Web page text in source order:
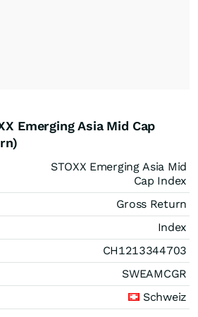
Emerging Asia Mid Cap
STOXX Emerging Asia Mid
Cap Index
Gross Return
Index
CH1213344703
SWEAMCGR
Schweiz